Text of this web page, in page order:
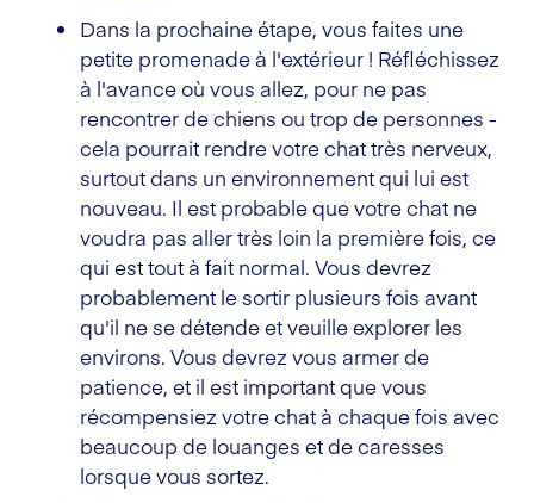
Dans la prochaine étape, vous faites une
petite promenade à l'extérieur ! Réfléchissez
à l'avance où vous allez, pour ne pas
rencontrer de chiens ou trop de personnes -
cela pourrait rendre votre chat très nerveux,
surtout dans un environnement qui lui est
nouveau. Il est probable que votre chat ne
voudra pas aller très loin la première fois, ce
qui est tout à fait normal. Vous devrez
probablement le sortir plusieurs fois avant
qu'il ne se détende et veuille explorer les
environs. Vous devrez vous armer de
patience, et il est important que vous
récompensiez votre chat à chaque fois avec
beaucoup de louanges et de caresses
lorsque vous sortez.